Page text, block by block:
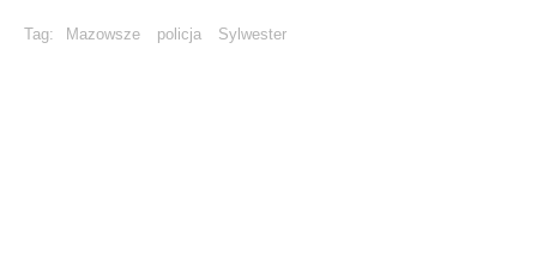
Tag: Mazowsze policja Sylwester